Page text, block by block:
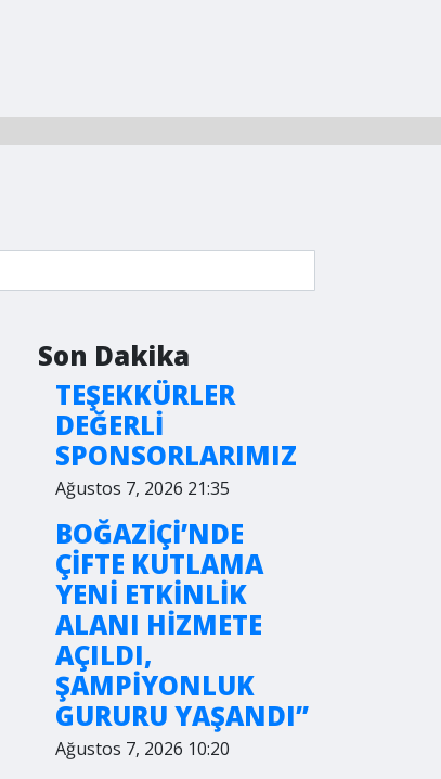
Son Dakika
TEŞEKKÜRLER
DEĞERLİ
SPONSORLARIMIZ
Ağustos 7, 2026 21:35
BOĞAZİÇİ’NDE
ÇİFTE KUTLAMA
YENİ ETKİNLİK
ALANI HİZMETE
AÇILDI,
ŞAMPİYONLUK
GURURU YAŞANDI”
Ağustos 7, 2026 10:20